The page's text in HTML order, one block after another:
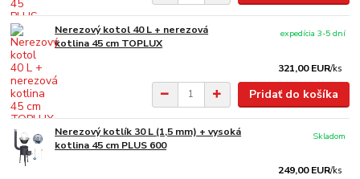
Nerezový kotol 40 L + nerezová
kotlina 45 cm TOPLUX
321,00 EUR/ks
expedícia 3-5 dní
Pridať do košíka
Nerezový kotlík 30 L (1,5 mm) + vysoká
kotlina 45 cm PLUS 600
249,00 EUR/ks
Skladom